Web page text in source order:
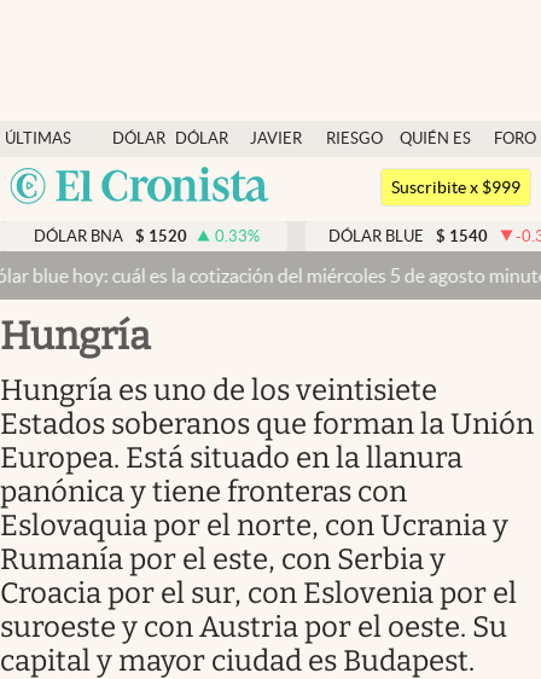
ÚLTIMAS
NOTICIAS
DÓLAR
DÓLAR
BLUE
JAVIER
RIESGO
QUIÉN ES
QUIÉN
FORO
Argentina
México
Dólar
Members
Economía y Política
Finanzas y Mercados
Mercados Online
Columnistas
Otras secciones
Apertura
Infotechnology
Clase
Suscribite x $999
$ 1520 0.33 % DÓLAR BLUE $ 1540 -0.32%
es la cotización del miércoles 5 de agosto minuto a minuto
Hungría
Hungría es uno de los veintisiete
Estados soberanos que forman la Unión
Europea. Está situado en la llanura
panónica y tiene fronteras con
Eslovaquia por el norte, con Ucrania y
Rumanía por el este, con Serbia y
Croacia por el sur, con Eslovenia por el
suroeste y con Austria por el oeste. Su
capital y mayor ciudad es Budapest.